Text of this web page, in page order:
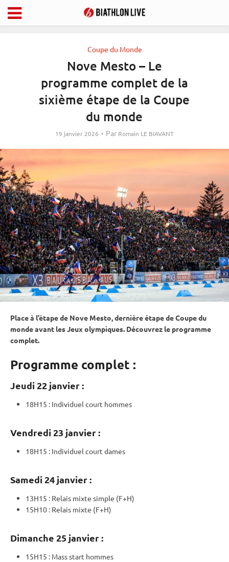
Coupe du Monde
Nove Mesto – Le
programme complet de la
sixième étape de la Coupe
du monde
19 janvier 2026 Par Romain LE BIAVANT
Place à l’étape de Nove Mesto, dernière étape deCoupe du
mondeavant lesJeux olympiques. Découvrez le programme
complet.
Programme complet :
Jeudi 22 janvier :
18H15 : Individuel court hommes
Vendredi 23 janvier :
18H15 : Individuel court dames
Samedi 24 janvier :
13H15 : Relais mixte simple (F+H)
15H10 : Relais mixte (F+H)
Dimanche 25 janvier :
15H15 : Mass start hommes